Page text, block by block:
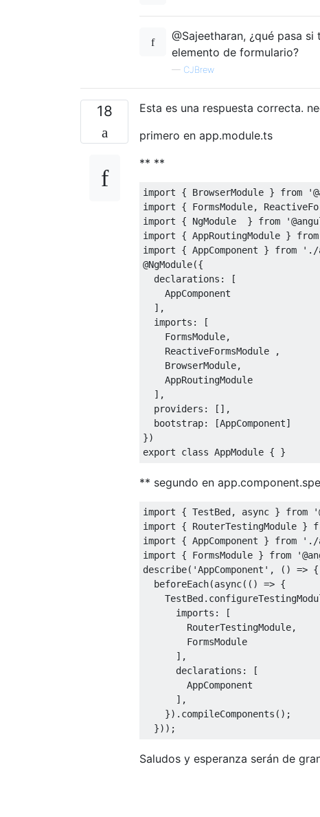
@Sajeetharan, ¿qué pasa
elemento de formulario?
— CJBrew
18
Esta es una respuesta correcta.
primero en app.module.ts
** **
import { BrowserModule } from
import
{ FormsModule,
import
{ NgModule } from
import
{ AppRoutingModule } from
import
{ AppComponent } from './
@NgModule({
  declarations
:
[
AppComponent
],
  imports
:
[
FormsModule,
ReactiveFormsModule
,
BrowserModule,
AppRoutingModule
],
  providers
:
[],
  bootstrap
: [AppComponent]
})
export
class AppModule { }
** segundo en
import { TestBed, async } from
import
{ RouterTestingModule }
import
{ AppComponent } from './
import
{ FormsModule } from
describe( 'AppComponent' , () => {
  beforeEach
(async(() => {
TestBed.
      imports
:
[
RouterTestingModule,
FormsModule
],
      declarations
:
[
AppComponent
],
}). compileComponents ();
}));
Saludos y esperanza serán de